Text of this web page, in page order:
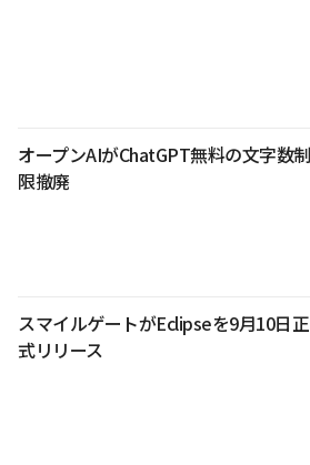
オープンAIがChatGPT無料の文字数制
限撤廃
スマイルゲートがEclipseを9月10日正
式リリース